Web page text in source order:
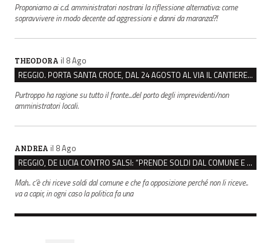
Proponiamo ai c.d. amministratori nostrani la riflessione alternativa: come
sopravvivere in modo decente ad aggressioni e danni da maranza!?!
THEODORA il 8 Ago
REGGIO. PORTA SANTA CROCE, DAL 24 AGOSTO AL VIA IL CANTIERE PER IL NUOVO COLLETTORE FOGNARIO
Purtroppo ha ragione su tutto il fronte...del porto degli imprevidenti/non
amministratori locali.
ANDREA il 8 Ago
REGGIO, DE LUCIA CONTRO SALSI: “PRENDE SOLDI DAL COMUNE E DIFFONDE FAKE NEWS”
Mah.. c’è chi riceve soldi dal comune e che fa opposizione perché non li riceve..
va a capir, in ogni caso la politica fa una